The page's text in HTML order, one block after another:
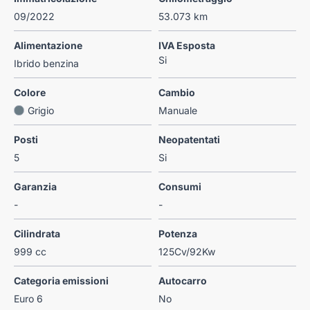
09/2022
53.073 km
Alimentazione
Ibrido benzina
IVA Esposta
Si
Colore
Grigio
Cambio
Manuale
Posti
5
Neopatentati
Si
Garanzia
-
Consumi
-
Cilindrata
999 cc
Potenza
125Cv/92Kw
Categoria emissioni
Euro 6
Autocarro
No